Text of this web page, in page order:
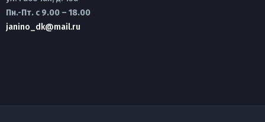
Пн.-Пт. с 9.00 – 18.00
janino_dk@mail.ru